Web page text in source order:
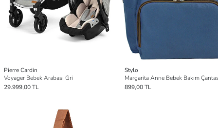
Pierre Cardin
Voyager Bebek Arabası Gri
29.999,00 TL
Stylo
899,00 TL